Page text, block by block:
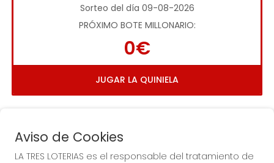
Sorteo del día 09-08-2026
PRÓXIMO BOTE MILLONARIO:
0€
JUGAR LA QUINIELA
Aviso de Cookies
LA TRES LOTERIAS es el responsable del tratamiento de